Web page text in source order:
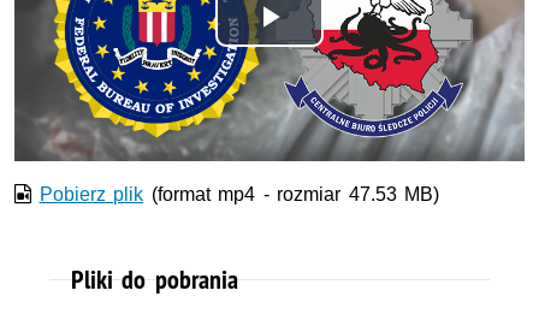
Odtwórz
wideo
Pobierz plik (format mp4 - rozmiar 47.53 MB)
Pliki do pobrania